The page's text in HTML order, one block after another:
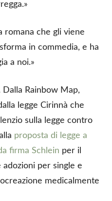
romana che gli viene
in commedia, e ha
a noi.»
Rainbow Map,
legge Cirinnà che
sulla legge contro
proposta di legge a
firma Schlein per il
per single e
medicalmente